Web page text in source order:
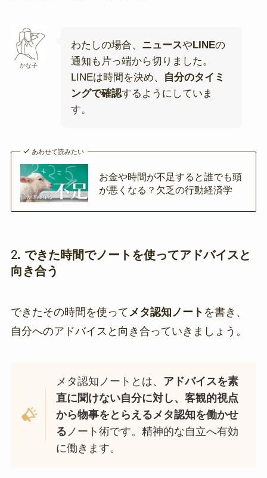
かな子
わたしの場合、 ニュースやLINEの
通知も片っ端から切りました。
LINEは時間を決め、
自分のタイミ
ングで確認するようにしていま
す。
あわせて読みたい
お金や時間が不足すると誰でも頭
が悪くなる？欠乏の行動経済学
2. できた時間でノートを使ってアドバイスと
向き合う
できたその時間を使ってメタ認知ノート を書き、
自分へのアドバイスと向き合っていきましょう。
メタ認知ノートとは、 アドバイスを素
直に聞けない自分に対し、客観的視点
から物事をとらえるメタ認知を働かせ
る ノート術です。精神的な自立へ有効
に働きます。